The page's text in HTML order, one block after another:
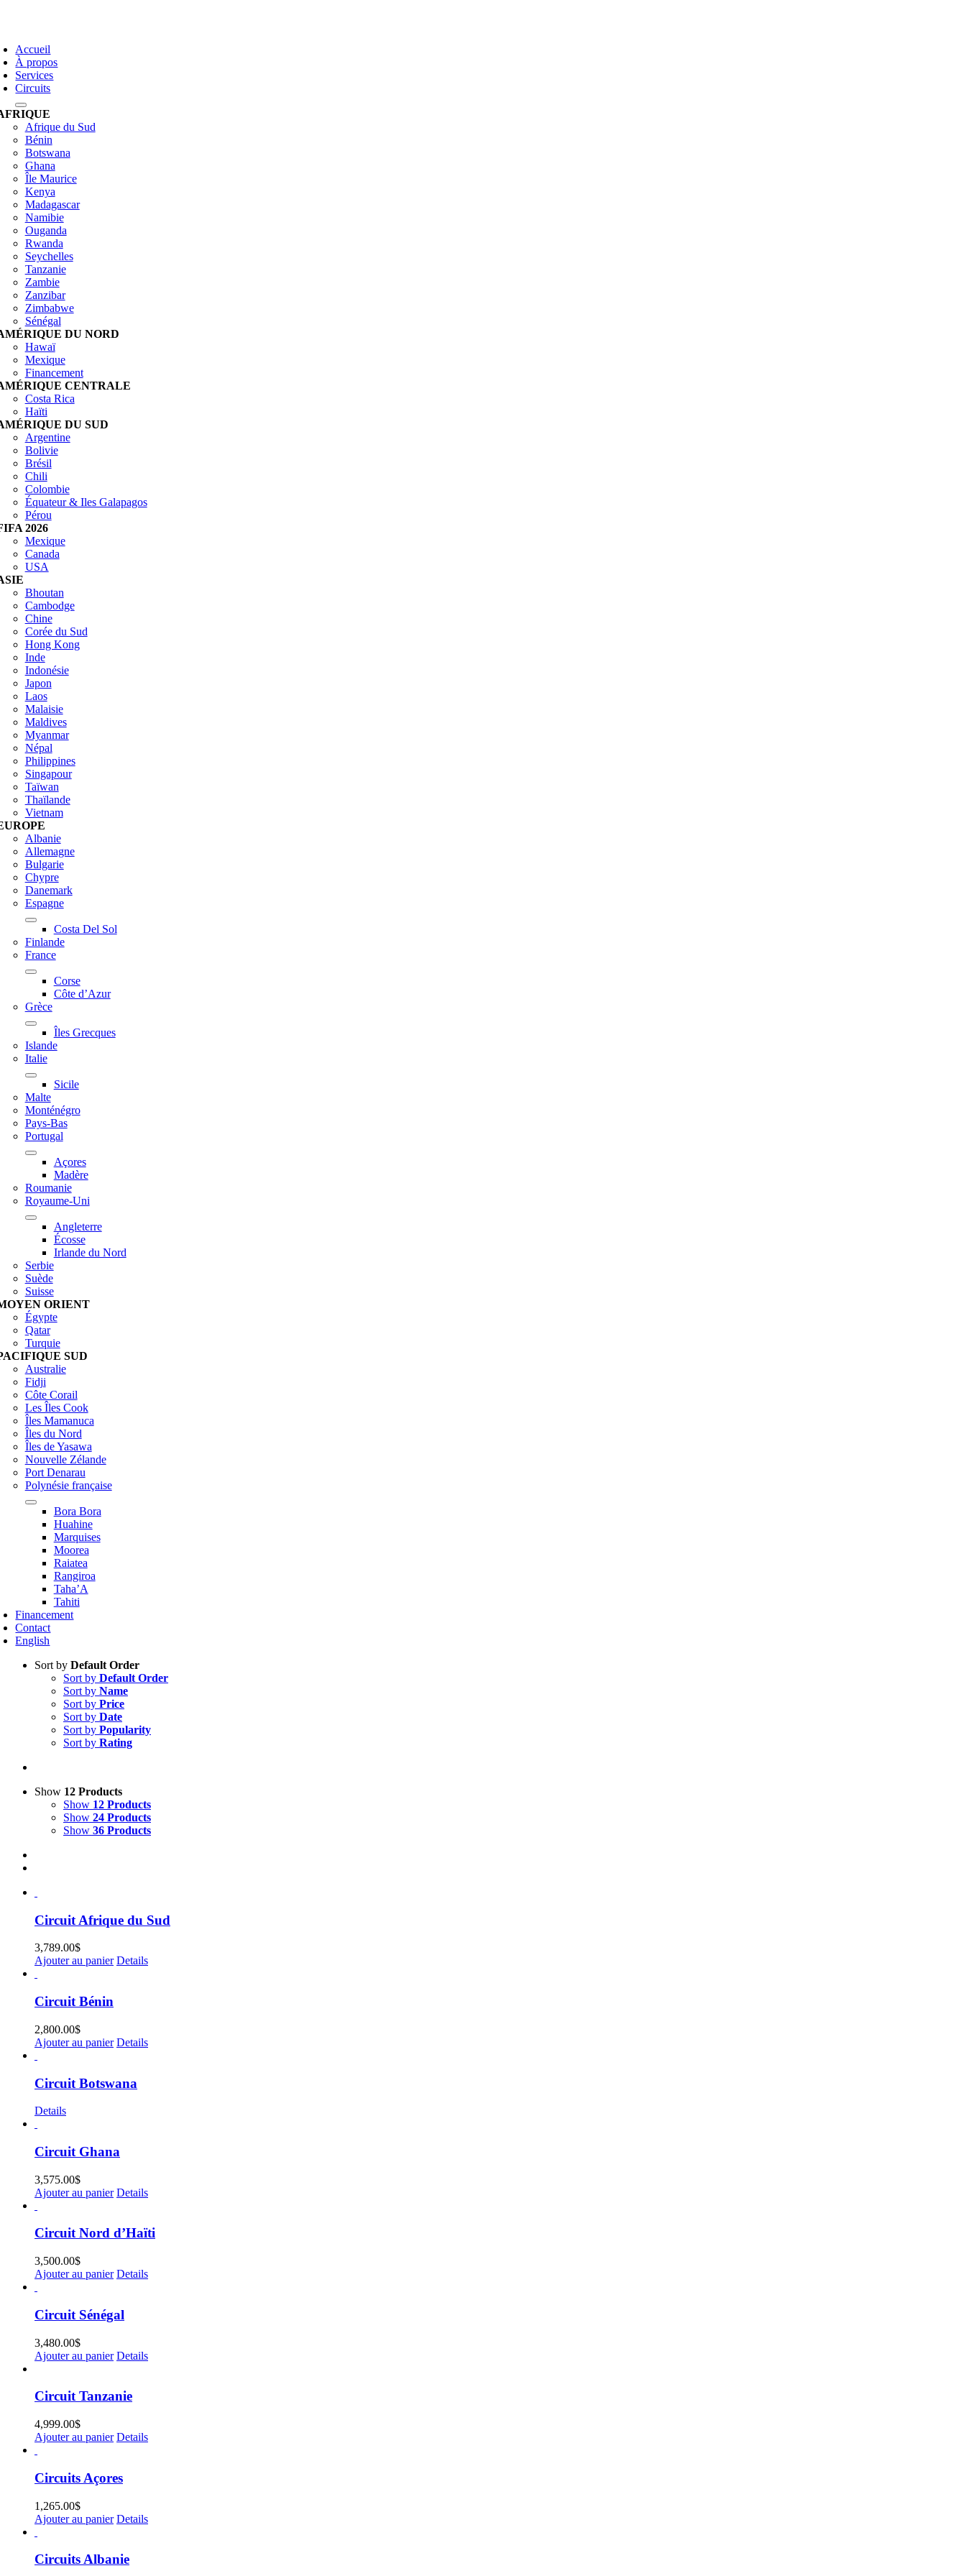
Accueil
À propos
Services
Circuits
Afrique du Sud
Bénin
Botswana
Ghana
Île Maurice
Kenya
Madagascar
Namibie
Ouganda
Rwanda
Seychelles
Tanzanie
Zambie
Zanzibar
Zimbabwe
Sénégal
DU NORD
Hawaï
Mexique
Financement
CENTRALE
Costa Rica
Haïti
DU SUD
Argentine
Bolivie
Brésil
Chili
Colombie
Équateur & Iles Galapagos
Pérou
2026
Mexique
Canada
USA
Bhoutan
Cambodge
Chine
Corée du Sud
Hong Kong
Inde
Indonésie
Japon
Laos
Malaisie
Maldives
Myanmar
Népal
Philippines
Singapour
Taïwan
Thaïlande
Vietnam
Albanie
Allemagne
Bulgarie
Chypre
Danemark
Espagne
Costa Del Sol
Finlande
France
Corse
Côte d’Azur
Grèce
Îles Grecques
Islande
Italie
Sicile
Malte
Monténégro
Pays-Bas
Portugal
Açores
Madère
Roumanie
Royaume-Uni
Angleterre
Écosse
Irlande du Nord
Serbie
Suède
Suisse
ORIENT
Égypte
Qatar
Turquie
SUD
Australie
Fidji
Côte Corail
Les Îles Cook
Îles Mamanuca
Îles du Nord
Îles de Yasawa
Nouvelle Zélande
Port Denarau
Polynésie française
Bora Bora
Huahine
Marquises
Moorea
Raiatea
Rangiroa
Taha’A
Tahiti
Financement
Contact
English
Sort by Default Order
Sort by Default Order
Sort by Name
Sort by Price
Sort by Date
Sort by Popularity
Sort by Rating
Show 12 Products
Show 12 Products
Show 24 Products
Show 36 Products
Circuit Afrique du Sud
3,789.00$
Ajouter au panier Details
Circuit Bénin
2,800.00$
Ajouter au panier Details
Circuit Botswana
Details
Circuit Ghana
3,575.00$
Ajouter au panier Details
Circuit Nord d’Haïti
3,500.00$
Ajouter au panier Details
Circuit Sénégal
3,480.00$
Ajouter au panier Details
Circuit Tanzanie
4,999.00$
Ajouter au panier Details
Circuits Açores
1,265.00$
Ajouter au panier Details
Circuits Albanie